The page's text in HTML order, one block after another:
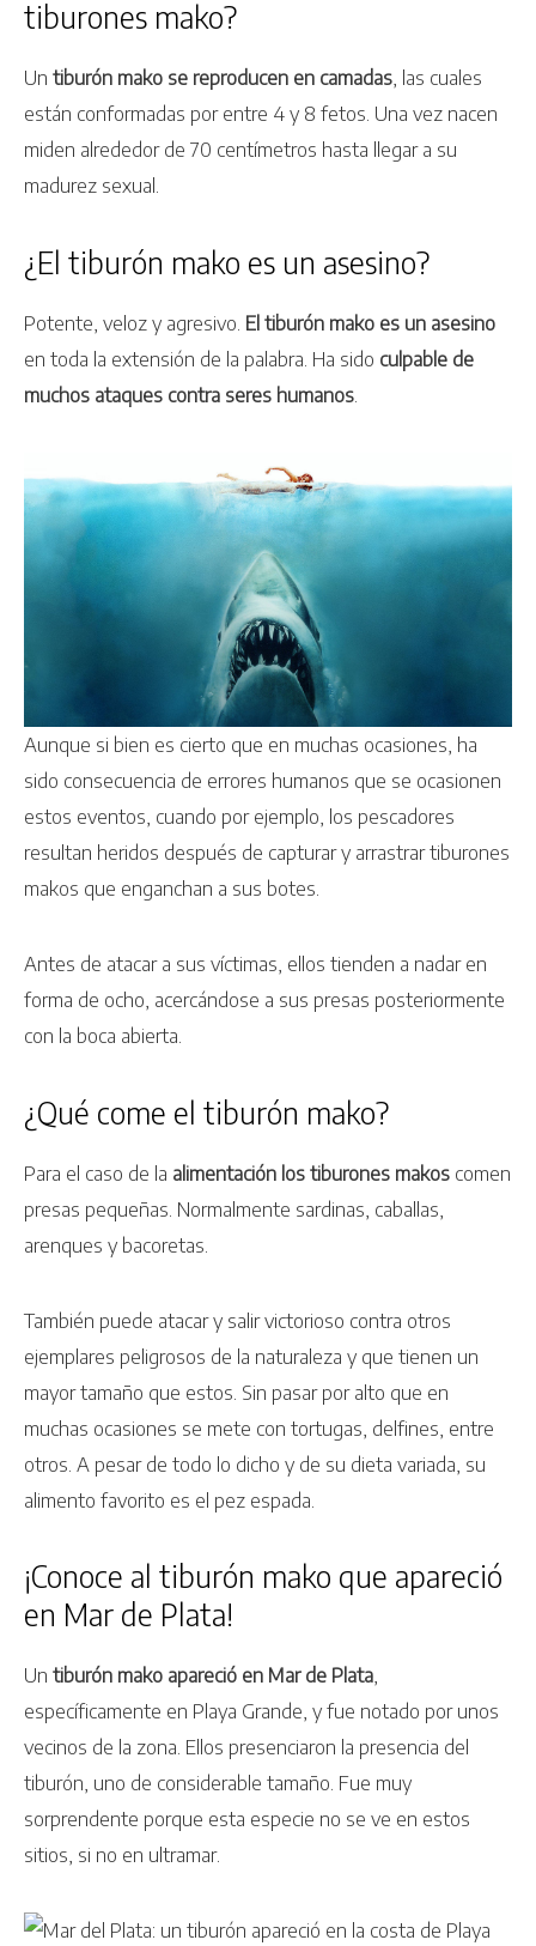
tiburones mako?
Un tiburón mako se reproducen en camadas , las cuales
están conformadas por entre 4 y 8 fetos. Una vez nacen
miden alrededor de 70 centímetros hasta llegar a su
madurez sexual.
¿El tiburón mako es un asesino?
Potente, veloz y agresivo. El tiburón mako es un asesino
en toda la extensión de la palabra. Ha sido culpable de
muchos ataques contra seres humanos
Aunque si bien es cierto que en muchas ocasiones, ha
sido consecuencia de errores humanos que se ocasionen
estos eventos, cuando por ejemplo, los pescadores
resultan heridos después de capturar y arrastrar tiburones
makos que enganchan a sus botes.
Antes de atacar a sus víctimas, ellos tienden a nadar en
forma de ocho, acercándose a sus presas posteriormente
con la boca abierta.
¿Qué come el tiburón mako?
Para el caso de la alimentación los tiburones makos comen
presas pequeñas. Normalmente sardinas, caballas,
arenques y bacoretas.
También puede atacar y salir victorioso contra otros
ejemplares peligrosos de la naturaleza y que tienen un
mayor tamaño que estos. Sin pasar por alto que en
muchas ocasiones se mete con tortugas, delfines, entre
otros. A pesar de todo lo dicho y de su dieta variada, su
alimento favorito es el pez espada.
¡Conoce al tiburón mako que apareció
en Mar de Plata!
Un tiburón mako apareció en Mar de Plata,
específicamente en Playa Grande, y fue notado por unos
vecinos de la zona. Ellos presenciaron la presencia del
tiburón, uno de considerable tamaño. Fue muy
sorprendente porque esta especie no se ve en estos
sitios, si no en ultramar.